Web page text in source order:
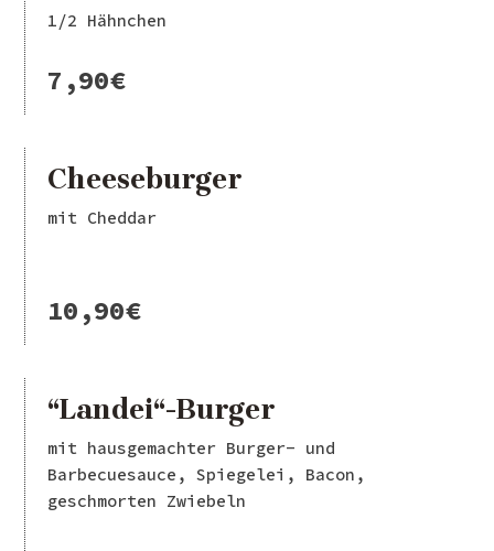
1/2 Hähnchen
7,90€
Cheeseburger
mit Cheddar
10,90€
“Landei“-Burger
mit hausgemachter Burger- und
Barbecuesauce, Spiegelei, Bacon,
geschmorten Zwiebeln